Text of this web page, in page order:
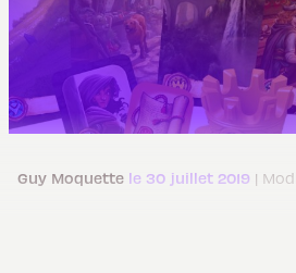
Guy Moquette le 30 juillet 2019 |